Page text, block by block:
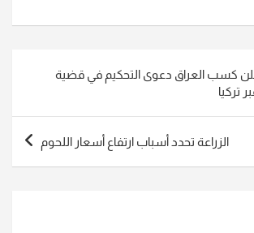
كسب العراق دعوى التحكيم في قضية
تركيا
الزراعة تحدد أسباب ارتفاع أسعار اللحوم